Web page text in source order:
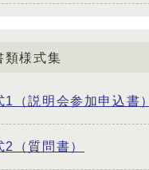
類様式集
1（説明会参加申込書）
2（質問書）